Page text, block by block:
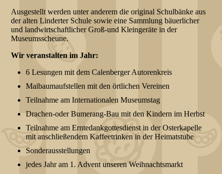
Ausgestellt werden unter anderem die original Schulbänke aus
der alten Linderter Schule sowie eine Sammlung bäuerlicher
und landwirtschaftlicher Groß-und Kleingeräte in der
Museumsscheune.
Wir veranstalten im Jahr:
6 Lesungen mit dem Calenberger Autorenkreis
Maibaumaufstellen mit den örtlichen Vereinen
Teilnahme am Internationalen Museumstag
Drachen-oder Bumerang-Bau mit den Kindern im Herbst
Teilnahme am Erntedankgottesdienst in der Osterkapelle
mit anschließendem Kaffeetrinken in der Heimatstube
Sonderausstellungen
jedes Jahr am 1. Advent unseren Weihnachtsmarkt